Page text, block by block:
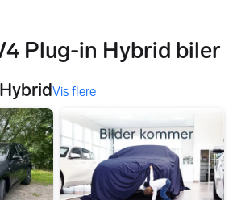
Plug-in Hybrid biler
Vis flere